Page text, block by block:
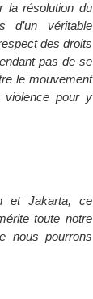
la résolution du
véritable
des droits
pas de se
le mouvement
violence pour y
et Jakarta, ce
toute notre
nous pourrons